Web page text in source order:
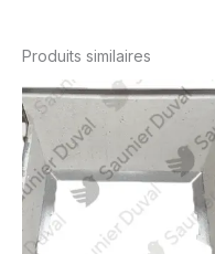
Produits similaires